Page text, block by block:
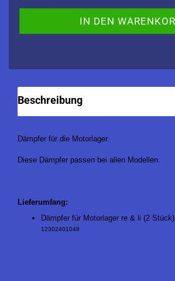
Beschreibung
Dämpfer für die Motorlager.
Diese Dämpfer passen bei allen Modellen.
Lieferumfang:
Dämpfer für Motorlager re & li (2 Stück)
12302401048